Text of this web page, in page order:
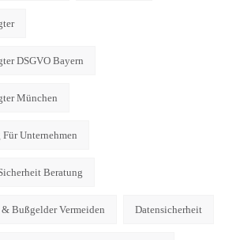
DSGVO Bayern
München
Unternehmen
Beratung
Bußgelder Vermeiden Datensicherheit